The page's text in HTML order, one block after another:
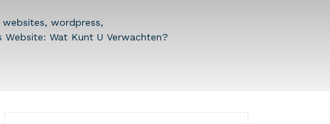
websites, wordpress,
Wat Kunt U Verwachten?